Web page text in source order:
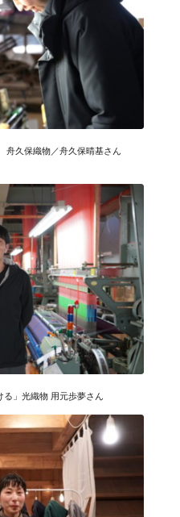
久保織物／舟久保晴基さん
る」光織物 用元歩夢さん